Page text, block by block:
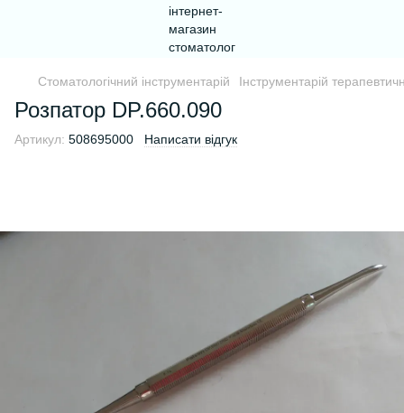
Стоматологічний інструментарій Інструментарій
Розпатор DP.660.090
Артикул: 508695000 Написати відгук